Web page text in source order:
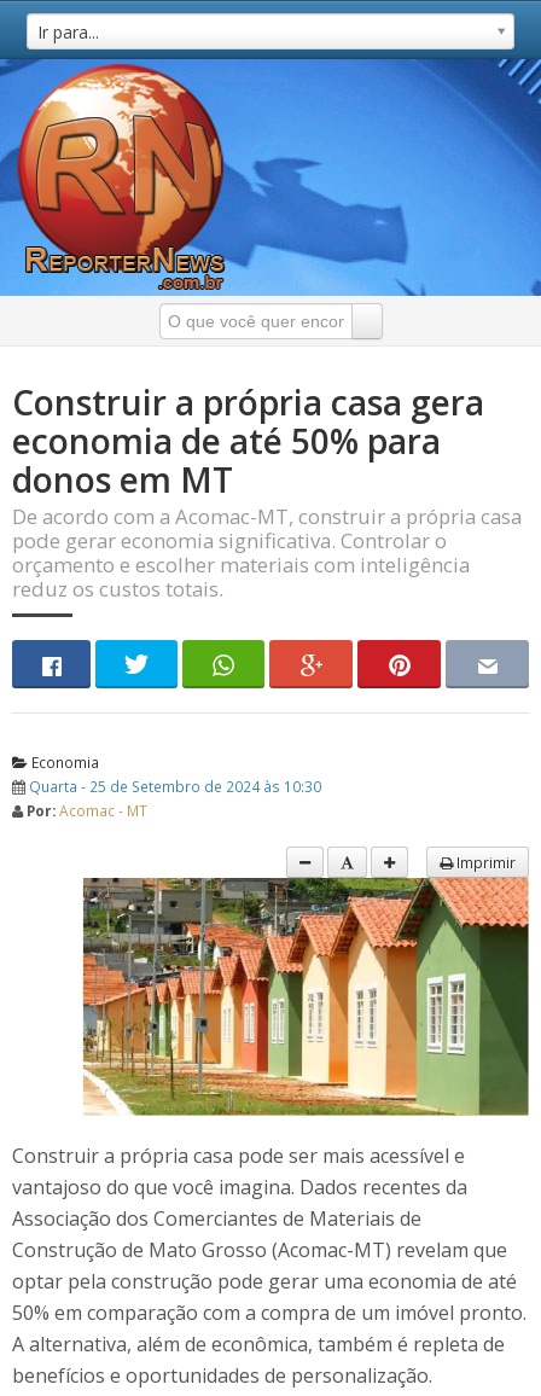
Ir para...
Construir a própria casa gera
economia de até 50% para
donos em MT
De acordo com a Acomac-MT, construir a própria casa
pode gerar economia significativa. Controlar o
orçamento e escolher materiais com inteligência
reduz os custos totais.
Economia
Quarta - 25 de Setembro de 2024 às 10:30
Por:Acomac - MT
Imprimir
Construir a própria casa pode ser mais acessível e
vantajoso do que você imagina. Dados recentes da
Associação dos Comerciantes de Materiais de
Construção de Mato Grosso (Acomac-MT) revelam que
optar pela construção pode gerar uma economia de até
50% em comparação com a compra de um imóvel pronto.
A alternativa, além de econômica, também é repleta de
benefícios e oportunidades de personalização.